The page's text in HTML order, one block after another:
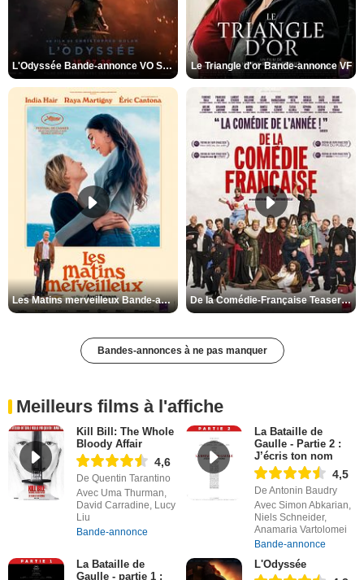
L'Odyssée Bande-annonce VO STFR Le Triangle d'or Bande-annonce VF
Les Matins merveilleux Bande-annonce VF De la Comédie-Française Teaser VF
Bandes-annonces à ne pas manquer
Meilleurs films à l'affiche
Kill Bill: The Whole
Bloody Affair
4,6
De Quentin Tarantino
Avec Uma Thurman,
David Carradine, Lucy
Liu
Bande-annonce
La Bataille de
Gaulle - Partie 2 :
J’écris ton nom
4,5
De Antonin Baudry
Avec Simon Abkarian,
Niels Schneider,
Anamaria Vartolomei
Bande-annonce
La Bataille de
Gaulle - partie 1 :
L'Odyssée